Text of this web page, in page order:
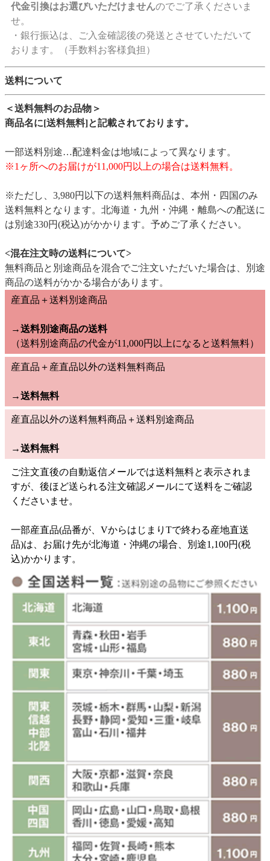
代金引換はお選びいただけませんのでご了承くださいま
せ。
・銀行振込は、ご入金確認後の発送とさせていただいて
おります。（手数料お客様負担）
送料について
＜送料無料のお品物＞
商品名に[送料無料]と記載されております。
一部送料別途…配達料金は地域によって異なります。
※1ヶ所へのお届けが11,000円以上の場合は送料無料。
※ただし、3,980円以下の送料無料商品は、本州・四国のみ
送料無料となります。北海道・九州・沖縄・離島への配送に
は別途330円(税込)がかかります。予めご了承ください。
<混在注文時の送料について>
無料商品と別途商品を混合でご注文いただいた場合は、別途
商品の送料がかかる場合があります。
産直品＋送料別途商品
→送料別途商品の送料
（送料別途商品の代金が11,000円以上になると送料無料）
産直品＋産直品以外の送料無料商品
→送料無料
産直品以外の送料無料商品＋送料別途商品
→送料無料
ご注文直後の自動返信メールでは送料無料と表示されま
すが、後ほど送られる注文確認メールにて送料をご確認
くださいませ。
一部産直品(品番が、VからはじまりTで終わる産地直送
品)は、お届け先が北海道・沖縄の場合、別途1,100円(税
込)かかります。